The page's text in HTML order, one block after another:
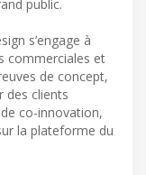
public.
s’engage à
commerciales et
de concept,
des clients
co-innovation,
la plateforme du